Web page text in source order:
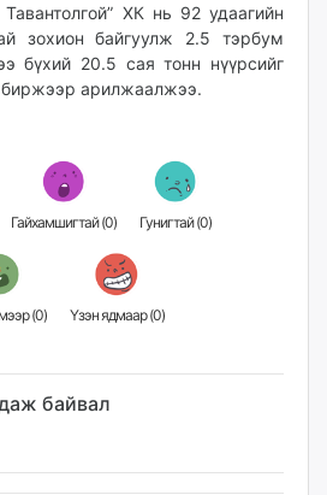
ХК нь 92 удаагийн
зохион байгуулж 2.5 тэрбум
бүхий 20.5 сая тонн нүүрсийг
биржээр арилжаалжээ.
Гайхамшигтай (0) Гунигтай (0)
Жихүүцмээр (0) Үзэн ядмаар (0)
байвал